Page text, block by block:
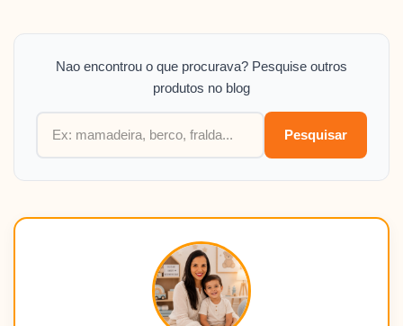
Nao encontrou o que procurava? Pesquise outros
produtos no blog
Pesquisar